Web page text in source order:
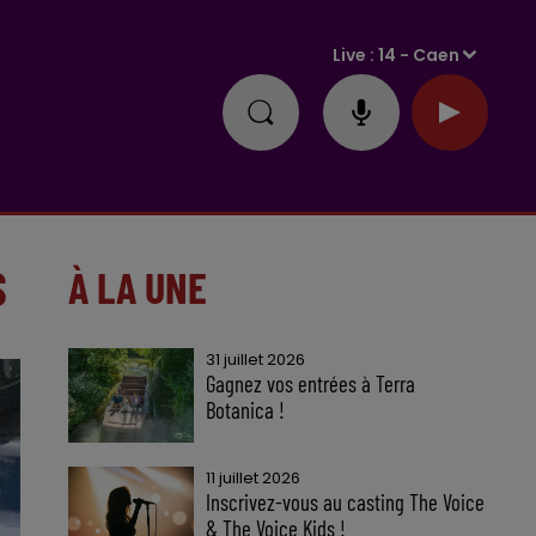
Live :14 - Caen
À LA UNE
31 juillet 2026
Gagnez vos entrées à Terra
Botanica !
11 juillet 2026
Inscrivez-vous au casting The Voice
& The Voice Kids !